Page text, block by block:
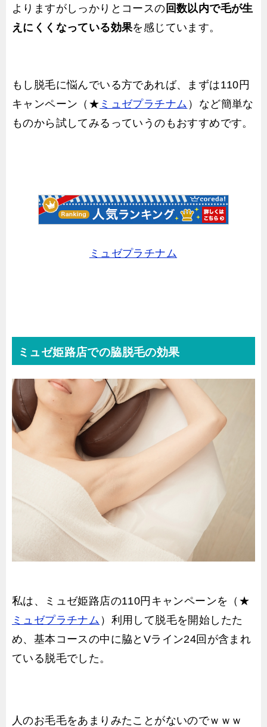
よりますがしっかりとコースの 回数以内で毛が生
えにくくなっている効果を感じています。
もし脱毛に悩んでいる方であれば、まずは110円
キャンペーン（★ ミュゼプラチナム ）など簡単な
ものから試してみるっていうのもおすすめです。
ミュゼプラチナム
ミュゼ姫路店での脇脱毛の効果
私は、ミュゼ姫路店の110円キャンペーンを（★
ミュゼプラチナム ）利用して脱毛を開始したた
め、基本コースの中に脇とVライン24回が含まれ
ている脱毛でした。
人のお毛毛をあまりみたことがないのでｗｗｗ